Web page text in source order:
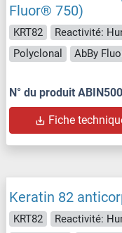
Fluor® 750)
KRT82 Reactivité:
Polyclonal
AbBy
N° du produit
Fiche
Keratin 82
KRT82 Reactivité: